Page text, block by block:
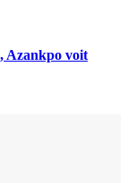
Azankpo voit